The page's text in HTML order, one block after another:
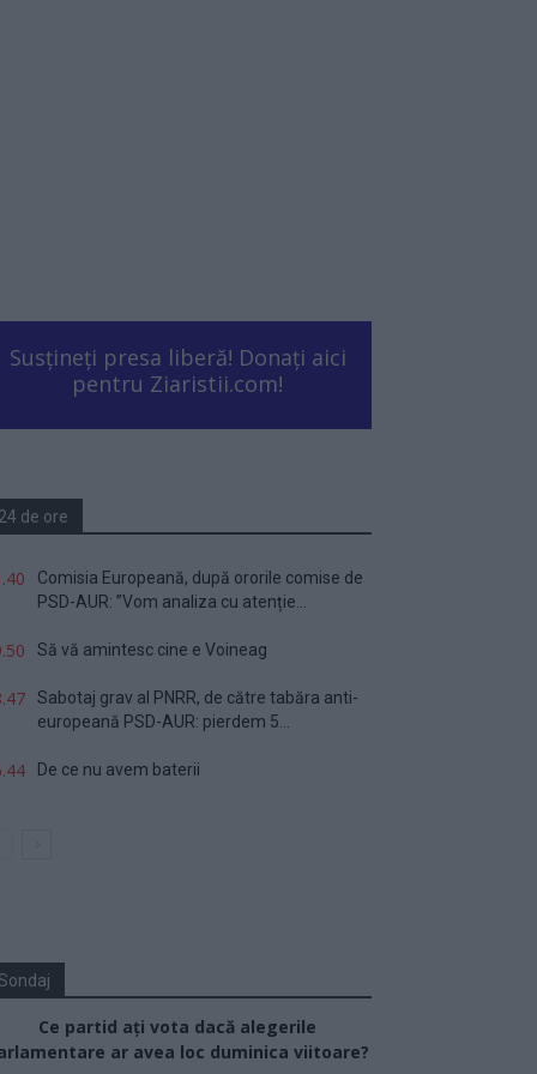
Susțineți presa liberă! Donați aici
pentru Ziaristii.com!
24 de ore
Comisia Europeană, după ororile comise de
PSD-AUR: ”Vom analiza cu atenție...
Să vă amintesc cine e Voineag
Sabotaj grav al PNRR, de către tabăra anti-
europeană PSD-AUR: pierdem 5...
De ce nu avem baterii
Ce partid ați vota dacă alegerile
ar avea loc duminica viitoare?